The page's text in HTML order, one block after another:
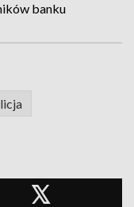
banku